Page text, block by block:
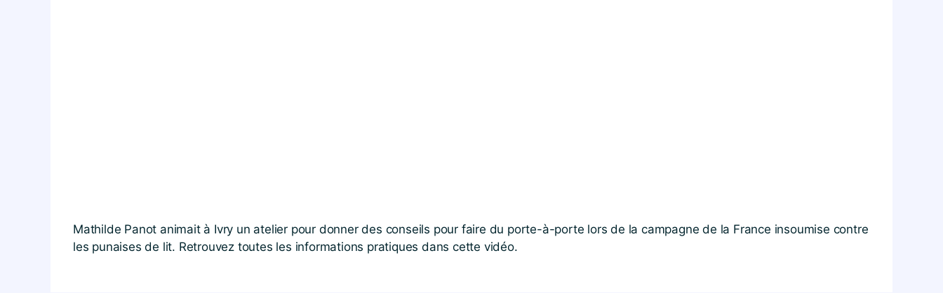
Mathilde Panot animait à Ivry un atelier pour donner des conseils pour faire du porte-à-porte lors de la campagne de la France insoumise contre
les punaises de lit. Retrouvez toutes les informations pratiques dans cette vidéo.